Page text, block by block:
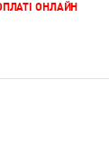
ОНЛАЙН